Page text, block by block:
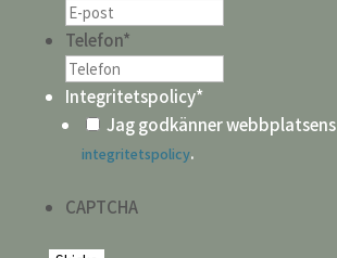
Telefon*
Integritetspolicy*
Jag godkänner webbplatsens
integritetspolicy.
CAPTCHA